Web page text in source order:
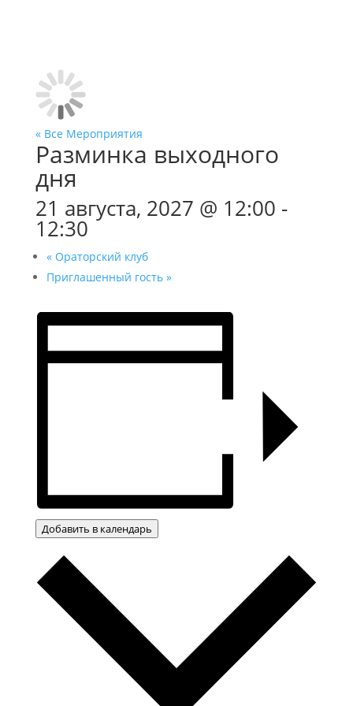
« Все Мероприятия
Разминка выходного
дня
21 августа, 2027 @ 12:00 -
12:30
«Ораторский клуб
Приглашенный гость »
Добавить в календарь